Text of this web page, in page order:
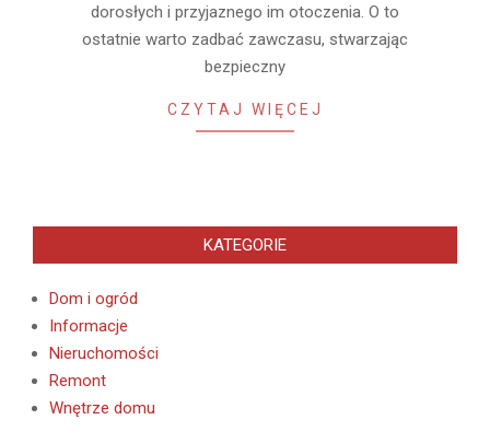
dorosłych i przyjaznego im otoczenia. O to
ostatnie warto zadbać zawczasu, stwarzając
bezpieczny
CZYTAJ WIĘCEJ
KATEGORIE
Dom i ogród
Informacje
Nieruchomości
Remont
Wnętrze domu